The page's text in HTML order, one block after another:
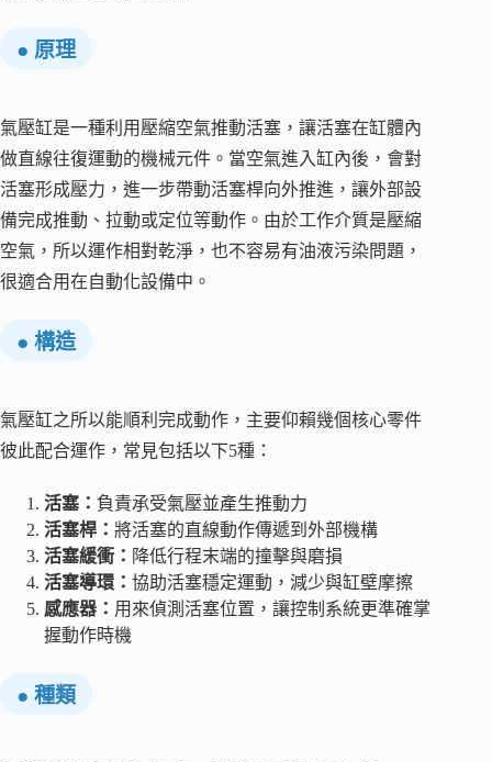
● 原理
氣壓缸是一種利用壓縮空氣推動活塞，讓活塞在缸體內
做直線往復運動的機械元件。當空氣進入缸內後，會對
活塞形成壓力，進一步帶動活塞桿向外推進，讓外部設
備完成推動、拉動或定位等動作。由於工作介質是壓縮
空氣，所以運作相對乾淨，也不容易有油液污染問題，
很適合用在自動化設備中。
● 構造
氣壓缸之所以能順利完成動作，主要仰賴幾個核心零件
彼此配合運作，常見包括以下5種：
活塞： 負責承受氣壓並產生推動力
活塞桿： 將活塞的直線動作傳遞到外部機構
活塞緩衝： 降低行程末端的撞擊與磨損
活塞導環： 協助活塞穩定運動，減少與缸壁摩擦
感應器： 用來偵測活塞位置，讓控制系統更準確掌
握動作時機
● 種類